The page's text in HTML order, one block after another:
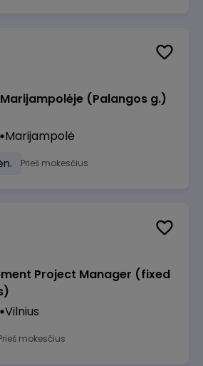
(Palangos g.)
Marijampolė
Prieš mokesčius
Project Manager (fixed
Vilnius
mokesčius